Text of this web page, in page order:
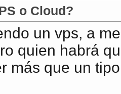
o Cloud?
un vps, a
quien habrá
más que un